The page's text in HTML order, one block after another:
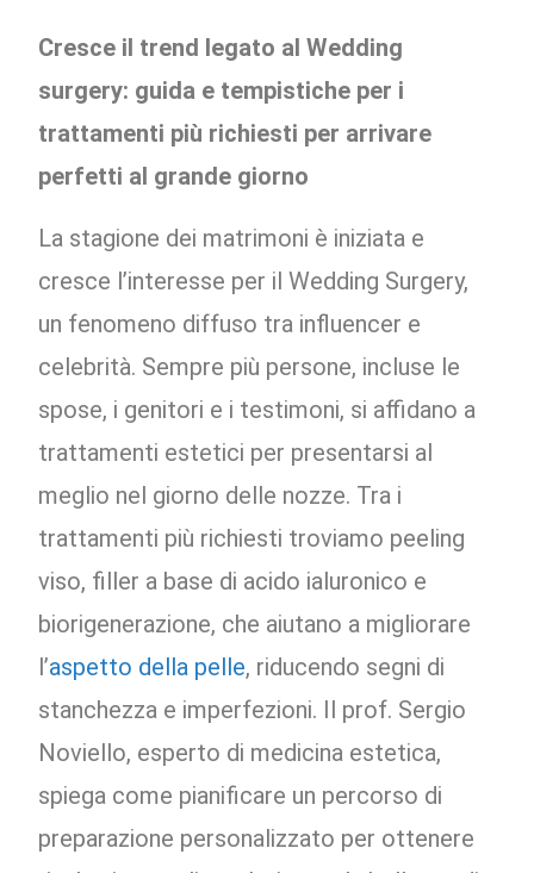
Cresce il trend legato al Wedding
surgery: guida e tempistiche per i
trattamenti più richiesti per arrivare
perfetti al grande giorno
La stagione dei matrimoni è iniziata e
cresce l’interesse per il Wedding Surgery,
un fenomeno diffuso tra influencer e
celebrità. Sempre più persone, incluse le
spose, i genitori e i testimoni, si affidano a
trattamenti estetici per presentarsi al
meglio nel giorno delle nozze. Tra i
trattamenti più richiesti troviamo peeling
viso, filler a base di acido ialuronico e
biorigenerazione, che aiutano a migliorare
l’aspetto della pelle, riducendo segni di
stanchezza e imperfezioni. Il prof. Sergio
Noviello, esperto di medicina estetica,
spiega come pianificare un percorso di
preparazione personalizzato per ottenere